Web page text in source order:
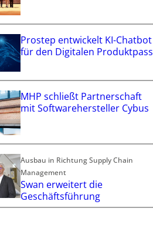
Prostep entwickelt KI-Chatbot
für den Digitalen Produktpass
MHP schließt Partnerschaft
mit Softwarehersteller Cybus
Ausbau in Richtung Supply Chain
Management
Swan erweitert die
Geschäftsführung